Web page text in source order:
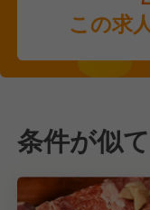
この求
条件が似